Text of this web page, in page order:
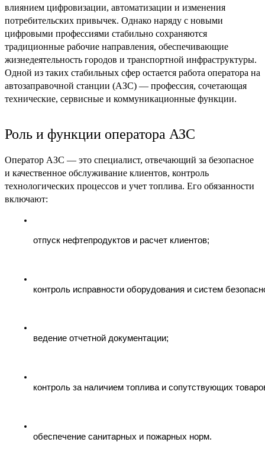
влиянием цифровизации, автоматизации и изменения
потребительских привычек. Однако наряду с новыми
цифровыми профессиями стабильно сохраняются
традиционные рабочие направления, обеспечивающие
жизнедеятельность городов и транспортной инфраструктуры.
Одной из таких стабильных сфер остается работа оператора на
автозаправочной станции (АЗС) — профессия, сочетающая
технические, сервисные и коммуникационные функции.
Роль и функции оператора АЗС
Оператор АЗС — это специалист, отвечающий за безопасное
и качественное обслуживание клиентов, контроль
технологических процессов и учет топлива. Его обязанности
включают:
отпуск нефтепродуктов и расчет клиентов;
контроль исправности оборудования и систем
ведение отчетной документации;
контроль за наличием топлива и сопутствующих
обеспечение санитарных и пожарных норм.